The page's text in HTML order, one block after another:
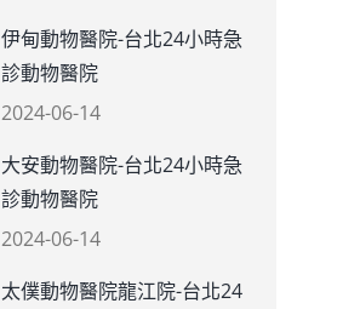
伊甸動物醫院-台北24小時急
診動物醫院
2024-06-14
大安動物醫院-台北24小時急
診動物醫院
2024-06-14
太僕動物醫院龍江院-台北24